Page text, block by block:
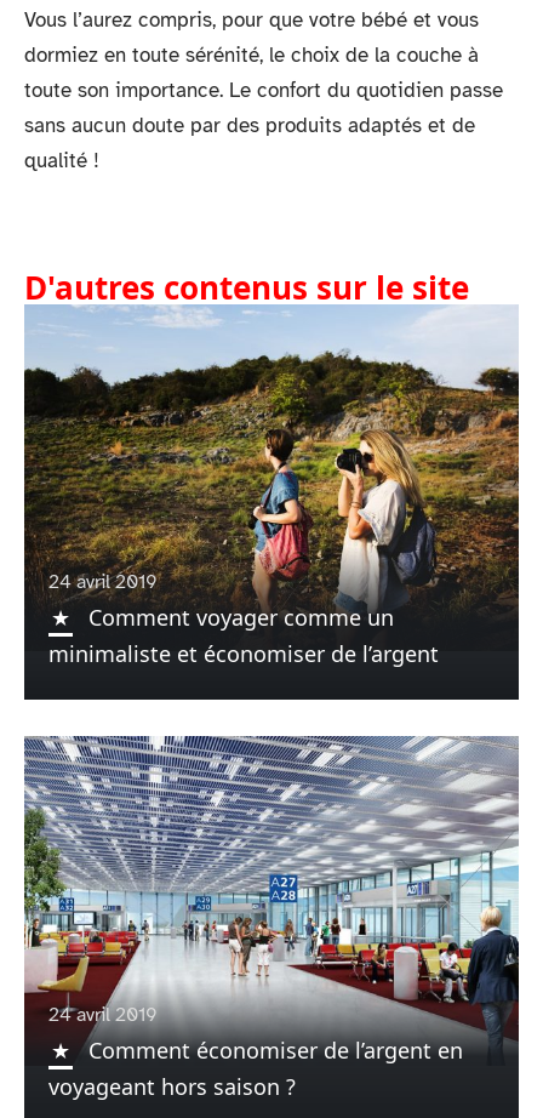
Vous l’aurez compris, pour que votre bébé et vous
dormiez en toute sérénité, le choix de la couche à
toute son importance. Le confort du quotidien passe
sans aucun doute par des produits adaptés et de
qualité !
D'autres contenus sur le site
24 avril 2019
Comment voyager comme un
minimaliste et économiser de l’argent
24 avril 2019
Comment économiser de l’argent en
voyageant hors saison ?